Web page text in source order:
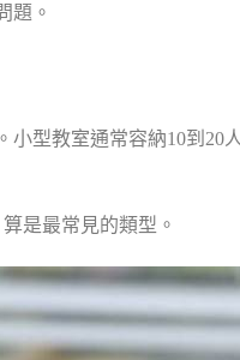
題。
型教室通常容納10到
是最常見的類型。